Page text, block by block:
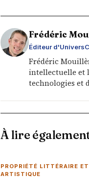
Frédéric
Éditeur
Frédéric
intellectuelle et
technologies et
À lire
PROPRIÉTÉ LITTÉRAIRE ET
ARTISTIQUE